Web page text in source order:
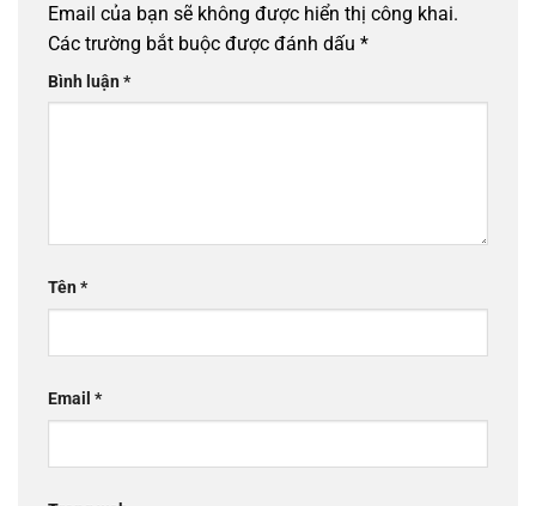
Email của bạn sẽ không được hiển thị công khai.
Các trường bắt buộc được đánh dấu *
Bình luận*
Tên*
Email *